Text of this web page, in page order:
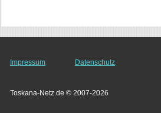
Impressum Datenschutz
Toskana-Netz.de © 2007-2026